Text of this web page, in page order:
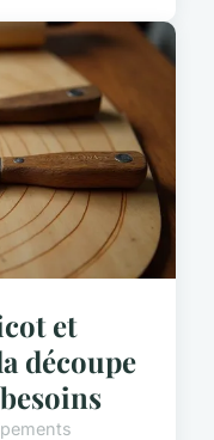
et
découpe